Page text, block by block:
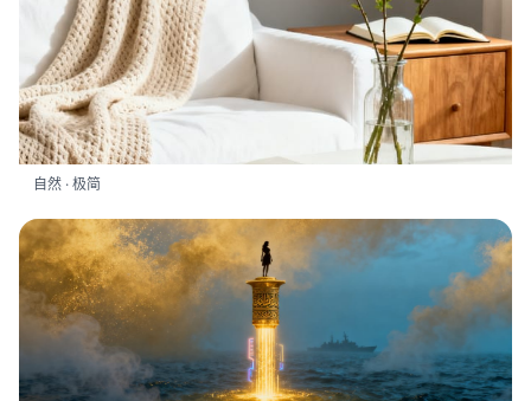
自然 · 极简